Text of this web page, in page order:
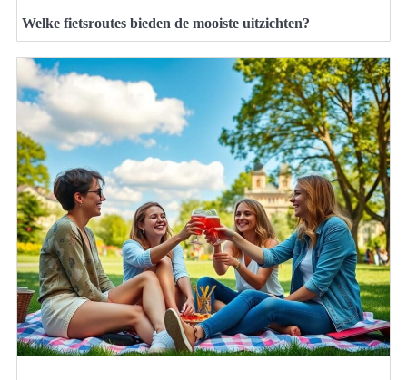
Welke fietsroutes bieden de mooiste uitzichten?